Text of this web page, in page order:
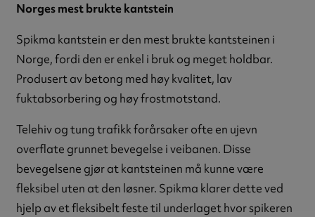
Norges mest brukte kantstein
Spikma kantstein er den mest brukte kantsteinen i
Norge, fordi den er enkel i bruk og meget holdbar.
Produsert av betong med høy kvalitet, lav
fuktabsorbering og høy frostmotstand.
Telehiv og tung trafikk forårsaker ofte en ujevn
overflate grunnet bevegelse i veibanen. Disse
bevegelsene gjør at kantsteinen må kunne være
fleksibel uten at den løsner. Spikma klarer dette ved
hjelp av et fleksibelt feste til underlaget hvor spikeren